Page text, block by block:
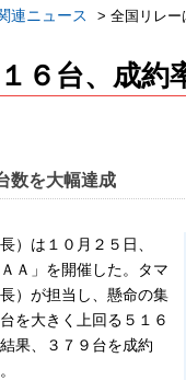
連ニュース > 全国リレー
６台、成約
数を大幅達成
）は１０月２５日、
Ａ」を開催した。タマ
）が担当し、懸命の集
を大きく上回る５１６
果、３７９台を成約